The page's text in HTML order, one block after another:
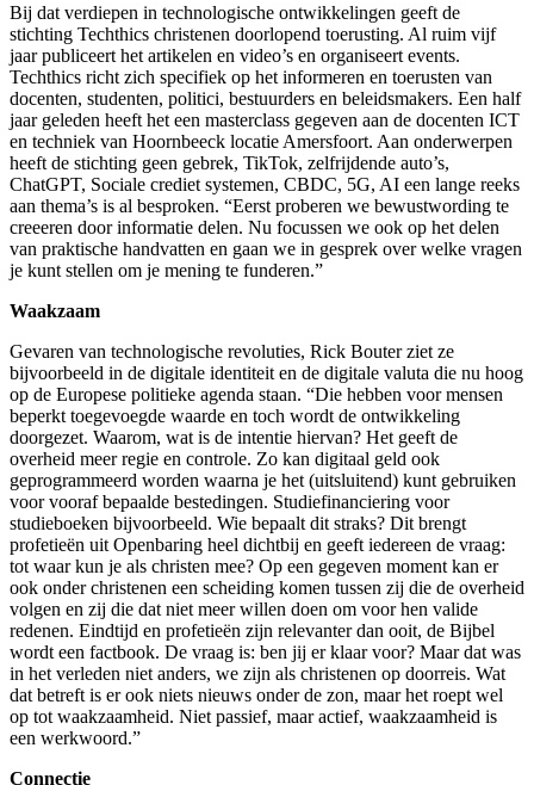
Bij dat verdiepen in technologische ontwikkelingen geeft de
stichting Techthics christenen doorlopend toerusting. Al ruim vijf
jaar publiceert het artikelen en video’s en organiseert events.
Techthics richt zich specifiek op het informeren en toerusten van
docenten, studenten, politici, bestuurders en beleidsmakers. Een half
jaar geleden heeft het een masterclass gegeven aan de docenten ICT
en techniek van Hoornbeeck locatie Amersfoort. Aan onderwerpen
heeft de stichting geen gebrek, TikTok, zelfrijdende auto’s,
ChatGPT, Sociale crediet systemen, CBDC, 5G, AI een lange reeks
aan thema’s is al besproken. “Eerst proberen we bewustwording te
creeeren door informatie delen. Nu focussen we ook op het delen
van praktische handvatten en gaan we in gesprek over welke vragen
je kunt stellen om je mening te funderen.”
Waakzaam
Gevaren van technologische revoluties, Rick Bouter ziet ze
bijvoorbeeld in de digitale identiteit en de digitale valuta die nu hoog
op de Europese politieke agenda staan. “Die hebben voor mensen
beperkt toegevoegde waarde en toch wordt de ontwikkeling
doorgezet. Waarom, wat is de intentie hiervan? Het geeft de
overheid meer regie en controle. Zo kan digitaal geld ook
geprogrammeerd worden waarna je het (uitsluitend) kunt gebruiken
voor vooraf bepaalde bestedingen. Studiefinanciering voor
studieboeken bijvoorbeeld. Wie bepaalt dit straks? Dit brengt
profetieën uit Openbaring heel dichtbij en geeft iedereen de vraag:
tot waar kun je als christen mee? Op een gegeven moment kan er
ook onder christenen een scheiding komen tussen zij die de overheid
volgen en zij die dat niet meer willen doen om voor hen valide
redenen. Eindtijd en profetieën zijn relevanter dan ooit, de Bijbel
wordt een factbook. De vraag is: ben jij er klaar voor? Maar dat was
in het verleden niet anders, we zijn als christenen op doorreis. Wat
dat betreft is er ook niets nieuws onder de zon, maar het roept wel
op tot waakzaamheid. Niet passief, maar actief, waakzaamheid is
een werkwoord.”
Connectie